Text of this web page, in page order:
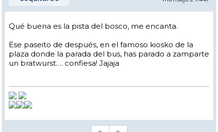
Qué buena es la pista del bosco, me encanta.
Ese paseito de después, en el famoso kiosko de la
plaza donde la parada del bus, has parado a zamparte
un bratwurst…. confiesa! Jajaja